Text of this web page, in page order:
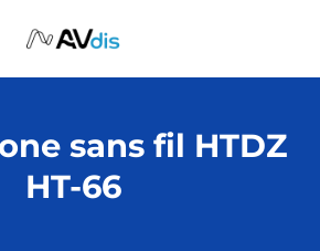
sans fil HTDZ
HT-66